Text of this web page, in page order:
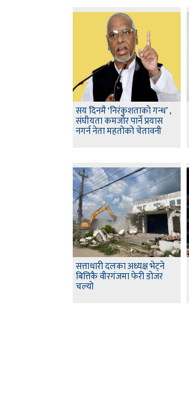
सय दिनमै ‘निरंकुशताको गन्ध’ ,
संघीयता कमजोर पार्ने प्रयास
नगर्न नेता महतोको चेतावनी
सत्ताधारी दलका अध्यक्ष भेट्ने
बित्तिकै वीरगंजमा फेरी डोजर
चल्यो